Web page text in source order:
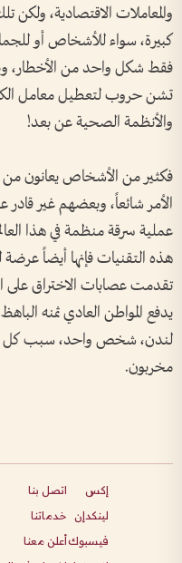
والمعاملات الاقتصادية،
كبيرة، سواء للأشخاص أو
فقط شكل واحد من الأخطار،
تشن حروب لتعطيل معامل
والأنظمة الصحية عن بعد!
فكثير من الأشخاص يعانون من
الأمر شائعاً، وبعضهم غير
عملية سرقة منظمة في هذا
هذه التقنيات فإنها أيضاً
تقدمت عصابات الاختراق على
يدفع المواطن العادي ثمنه
لندن، شخص واحد، سبب كل
مخربون.
إكس
لينكدإن
فيسبوك
اتصل بنا
خدماتنا
أعلن معنا